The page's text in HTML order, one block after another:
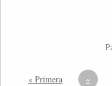
« Primera «